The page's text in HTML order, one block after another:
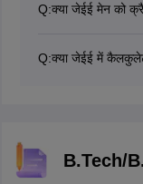
Q:क्या जेईई मेन को
है।
Q:क्या जेईई में
B.Tech/